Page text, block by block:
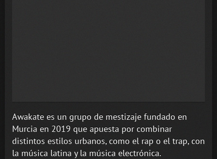
Awakate es un grupo de mestizaje fundado en
Murcia en 2019 que apuesta por combinar
distintos estilos urbanos, como el rap o el trap, con
la música latina y la música electrónica.